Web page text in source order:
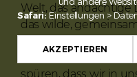
Welt, das andächtige
das wilde,
Konzert: Kultur
aus unserem
spüren, dass wir in
Safari:Einstellungen >
AKZEPTIEREN